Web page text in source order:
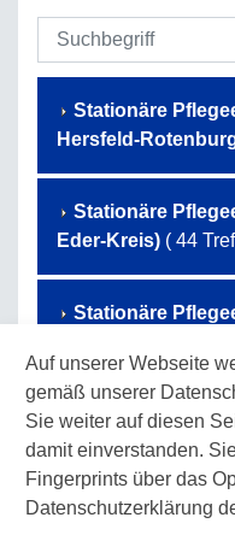
Auf unserer Webseite
gemäß unserer
Sie weiter auf diesen
damit einverstanden.
Fingerprints über das
Datenschutzerklärung
Stationäre
Hersfeld-
Stationäre
Eder-Kreis) ( 44
Stationäre
Stationäre
Meißner-Kreis)( 32
Stationäre